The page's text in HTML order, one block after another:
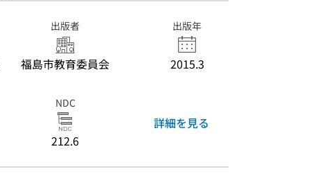
出版者
福島市教育委員会
出版年
2015.3
NDC
212.6
詳細を見る